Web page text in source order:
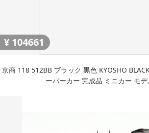
¥ 104661
京商 118 512BB ブラック 黒色 KYOSHO
ーパーカー 完成品 ミニカー モデ